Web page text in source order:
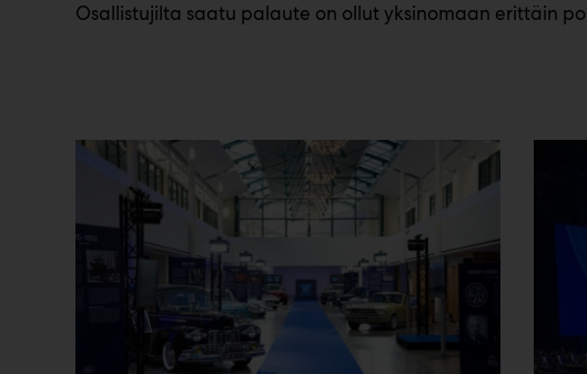
Osallistujilta saatu palaute on ollut yksinomaan erittäin